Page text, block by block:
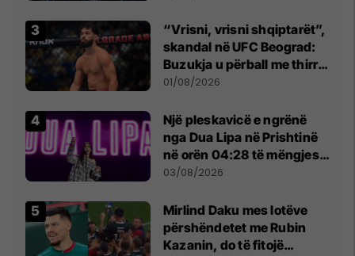
“Vrisni, vrisni shqiptarët”,
skandal në UFC Beograd:
Buzukja u përball me thirrje
anti-shqiptare nga
01/08/2026
Një pleskavicë e ngrënë
nga Dua Lipa në Prishtinë
në orën 04:28 të mëngjesit
- dhe bota digjitale serbe
03/08/2026
Mirlind Daku mes lotëve
përshëndetet me Rubin
Kazanin, do të fitojë